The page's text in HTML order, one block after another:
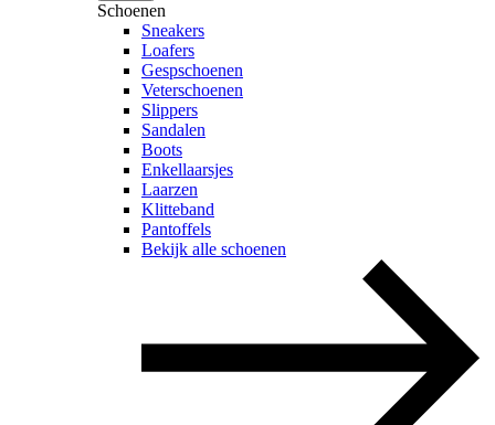
Schoenen
Sneakers
Loafers
Gespschoenen
Veterschoenen
Slippers
Sandalen
Boots
Enkellaarsjes
Laarzen
Klitteband
Pantoffels
Bekijk alle schoenen